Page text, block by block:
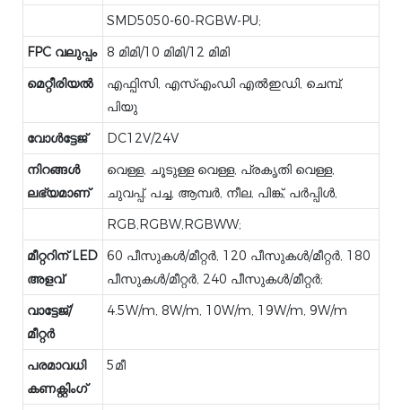
SMD5050-60-RGBW-PU;
FPC വലുപ്പം
8 മിമി/10 മിമി/12 മിമി
മെറ്റീരിയൽ
എഫ്പിസി, എസ്എംഡി എൽഇഡി, ചെമ്പ്,
പിയു
വോൾട്ടേജ്
DC12V/24V
നിറങ്ങൾ
ലഭ്യമാണ്
വെള്ള, ചൂടുള്ള വെള്ള, പ്രകൃതി വെള്ള,
ചുവപ്പ്, പച്ച, ആമ്പർ, നീല, പിങ്ക്, പർപ്പിൾ,
RGB,RGBW,RGBWW;
മീറ്ററിന് LED
അളവ്
60 പീസുകൾ/മീറ്റർ, 120 പീസുകൾ/മീറ്റർ, 180
പീസുകൾ/മീറ്റർ, 240 പീസുകൾ/മീറ്റർ;
വാട്ടേജ്/
മീറ്റർ
4.5W/m, 8W/m, 10W/m, 19W/m, 9W/m
പരമാവധി
കണക്റ്റിംഗ്
5മീ